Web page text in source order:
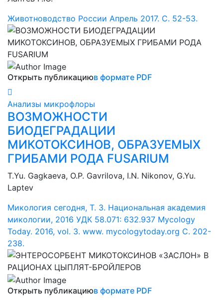
Животноводство России Апрель 2017. С. 52-53.
Открыть публикациюв формате PDF
Анализы микрофлоры
ВОЗМОЖНОСТИ
БИОДЕГРАДАЦИИ
МИКОТОКСИНОВ, ОБРАЗУЕМЫХ
ГРИБАМИ РОДА FUSARIUM
Т.Yu. Gagkaeva, О.P. Gavrilova, I.N. Nikonov, G.Yu.
Laptev
Микология сегодня, Т. 3. Национальная академия
микологии, 2016 УДК 58.071: 632.937 Mycology
Today. 2016, vol. 3. www. mycologytoday.org С. 202-
238.
Открыть публикациюв формате PDF